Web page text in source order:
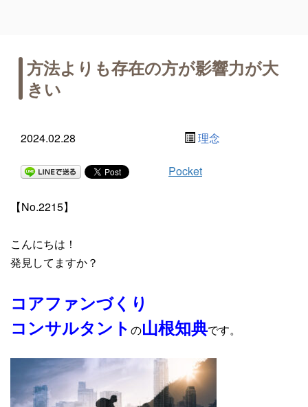
方法よりも存在の方が影響力が大
きい
2024.02.28 理念
Pocket
【No.2215】
こんにちは！
発見してますか？
コアファンづくり
コンサルタント の山根知典です。